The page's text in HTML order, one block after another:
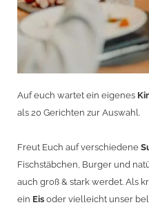
Auf euch wartet ein eigenes
als 20 Gerichten zur Auswahl.
Freut Euch auf verschiedene
Fischstäbchen, Burger und
auch groß & stark werdet. Als
ein Eis oder vielleicht unser